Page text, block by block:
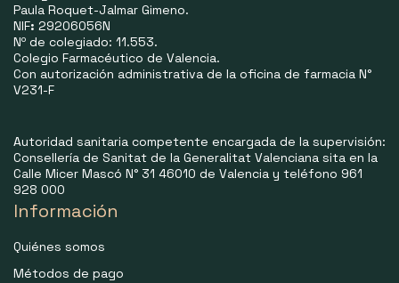
Paula Roquet-Jalmar Gimeno.
NIF: 29206056N
Nº de colegiado: 11.553.
Colegio Farmacéutico de Valencia.
Con autorización administrativa de la oficina de farmacia N°
V231-F
Autoridad sanitaria competente encargada de la supervisión:
Consellería de Sanitat de la Generalitat Valenciana sita en la
Calle Micer Mascó N° 31 46010 de Valencia y teléfono 961
928 000
Información
Quiénes somos
Métodos de pago